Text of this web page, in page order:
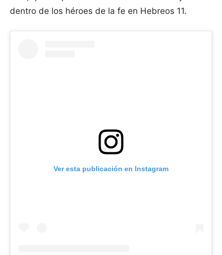
dentro de los héroes de la fe en Hebreos 11.
Ver esta publicación en Instagram